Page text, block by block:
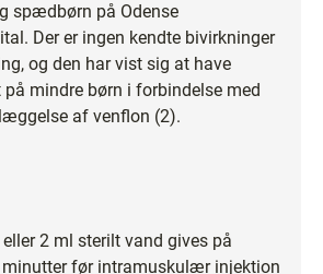
spædbørn på Odense
Der er ingen kendte bivirkninger
og den har vist sig at have
mindre børn i forbindelse med
af venflon (2).
2 ml sterilt vand gives på
minutter før intramuskulær injektion